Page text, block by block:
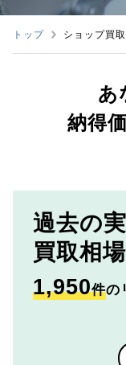
トップ ショップ買
あ
納得
過去の
買取相
1,950件の